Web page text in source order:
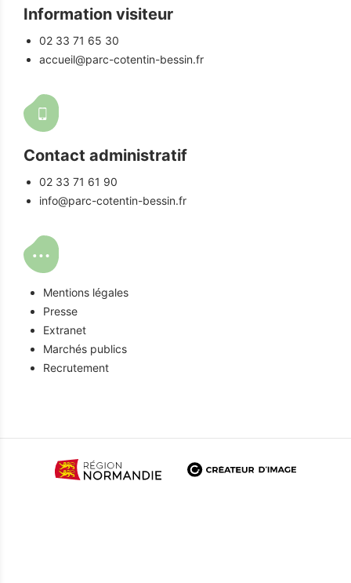
Information visiteur
02 33 71 65 30
accueil@parc-cotentin-bessin.fr
Contact administratif
02 33 71 61 90
info@parc-cotentin-bessin.fr
Mentions légales
Presse
Extranet
Marchés publics
Recrutement